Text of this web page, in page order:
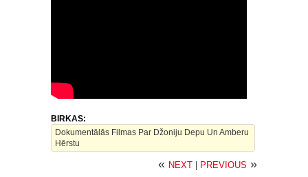
BIRKAS:
Dokumentālās Filmas Par Džoniju Depu Un Amberu
Hērstu
« NEXT | PREVIOUS »